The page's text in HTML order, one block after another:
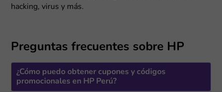
hacking, virus y más.
Preguntas frecuentes sobre HP
¿Cómo puedo obtener cupones y códigos
promocionales en HP Perú?